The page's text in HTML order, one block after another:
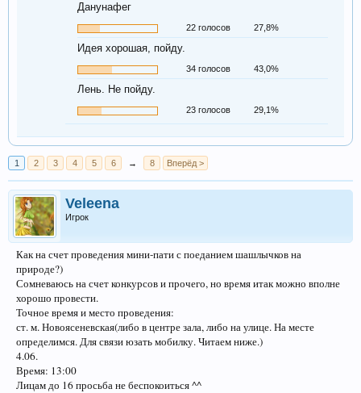
Данунафег
22 голосов 27,8%
Идея хорошая, пойду.
34 голосов 43,0%
Лень. Не пойду.
23 голосов 29,1%
1 2 3 4 5 6 → 8 Вперёд >
Veleena
Игрок
Как на счет проведения мини-пати с поеданием шашлычков на
природе?)
Сомневаюсь на счет конкурсов и прочего, но время итак можно вполне
хорошо провести.
Точное время и место проведения:
ст. м. Новоясеневская(либо в центре зала, либо на улице. На месте
определимся. Для связи юзать мобилку. Читаем ниже.)
4.06.
Время: 13:00
Лицам до 16 просьба не беспокоиться ^^